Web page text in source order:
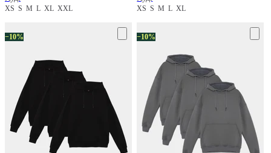
XS S M L XL XXL XSSMLXL
−10% −10%